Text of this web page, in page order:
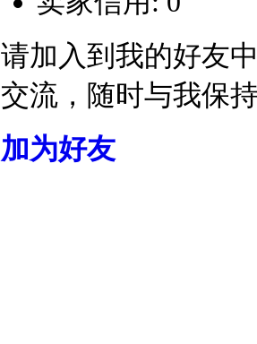
请加入到我的好友
交流，随时与我保
加为好友